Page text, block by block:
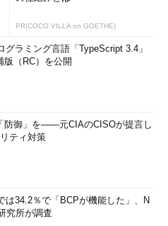
PR(COCO VILLA on GOETHE)
グラミング言語「TypeScript 3.4」
版（RC）を公開
防御」を――元CIAのCISOが提言し
ティ対策
は34.2％で「BCPが機能した」、N
究所が調査